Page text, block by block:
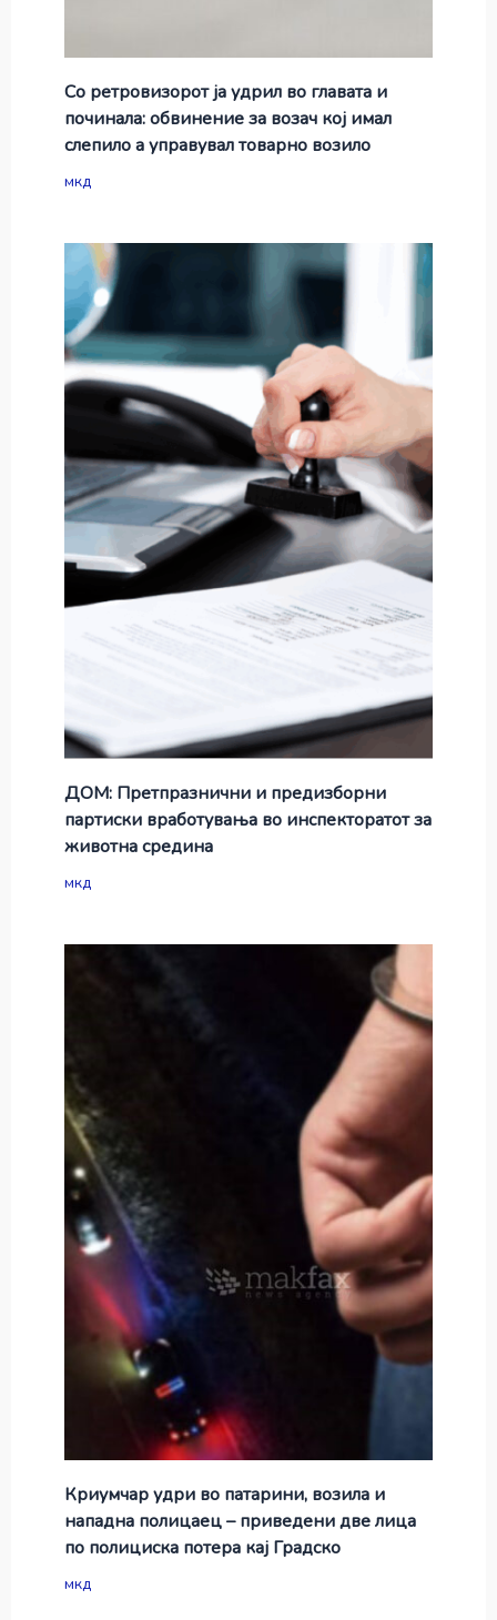
Со ретровизорот ја удрил во главата и
починала: обвинение за возач кој имал
слепило а управувал товарно возило
мкд
ДОМ: Претпразнични и предизборни
партиски вработувања во инспекторатот за
животна средина
мкд
Криумчар удри во патарини, возила и
нападна полицаец – приведени две лица
по полициска потера кај Градско
мкд